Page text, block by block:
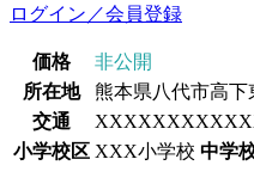
ログイン／会員登録
価格
非公開
所在地
熊本県八代市高下
交通
小学校区 XXX小学校 中学